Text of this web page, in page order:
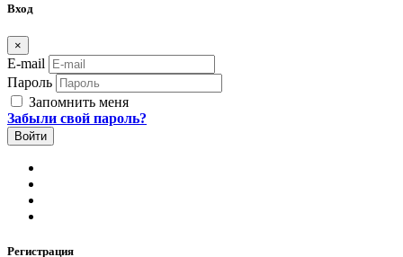
Вход
×
E-mail
Пароль
Запомнить меня
Забыли свой пароль?
Регистрация